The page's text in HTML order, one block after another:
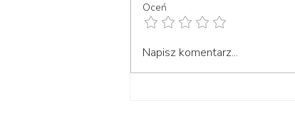
roślinnikowy prezentownik
Oceń
Napisz komentarz...